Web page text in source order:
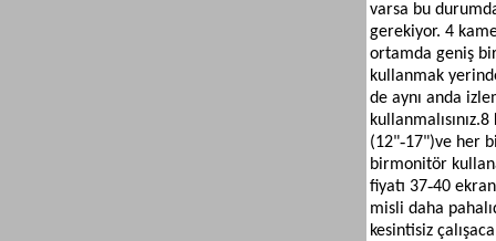
varsa bu
gerekiyor. 4
ortamda geniş
kullanmak
de aynı anda
kullanmalısınız.8
(12"‐17")ve her
birmonitör
fiyatı 37‐40
misli daha
kesintisiz